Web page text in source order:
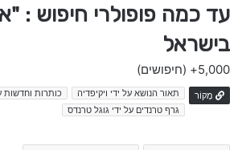
עד כמה פופולרי חיפוש :
בישראל
5,000+ (חיפושים)
מָקוֹר תאור הנושא על ידי ויקיפדיה
כותרות וחדשות
גרף טרנדים על ידי גוגל טרנדס